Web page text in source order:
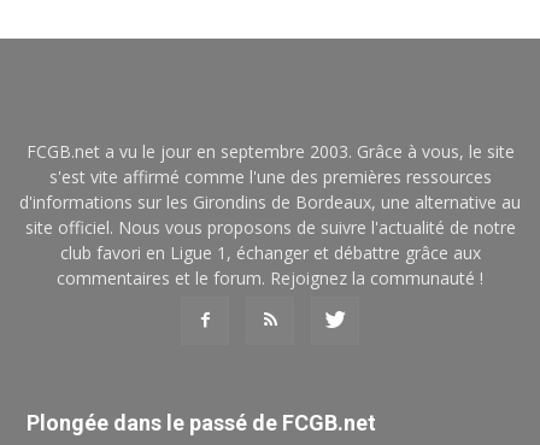
FCGB.net a vu le jour en septembre 2003. Grâce à vous, le site
s'est vite affirmé comme l'une des premières ressources
d'informations sur les Girondins de Bordeaux, une alternative au
site officiel. Nous vous proposons de suivre l'actualité de notre
club favori en Ligue 1, échanger et débattre grâce aux
commentaires et le forum. Rejoignez la communauté !
Plongée dans le passé de FCGB.net